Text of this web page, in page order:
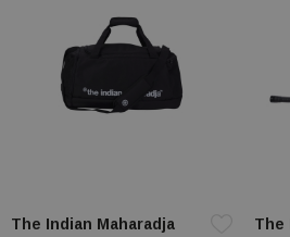
The Indian Maharadja
The